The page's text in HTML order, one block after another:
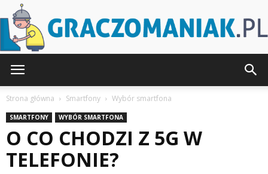
Strona główna Smartfony Wybór smartfona
SMARTFONY WYBÓR SMARTFONA
O CO CHODZI Z 5G W
TELEFONIE?